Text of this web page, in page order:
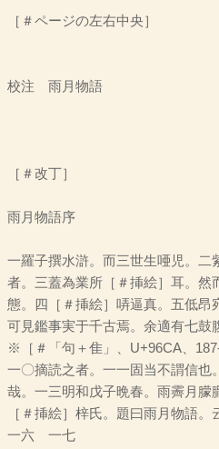
［＃ページの左右中央］
校注 雨月物語
［＃改丁］
雨月物語序
一羅子撰水滸。而三世生唖児。二
者。三蓋為業所［＃挿絵］耳。然
態。四［＃挿絵］哢逼真。五低昂
可見鑑事実于千古焉。余適有七鼓
※［＃「句＋隹」、U+96CA、
一〇摘読之者。一一固当不謂信也
哉。一三明和戊子晩春。雨霽月朦
［＃挿絵］梓氏。題曰雨月物語
一六 一七